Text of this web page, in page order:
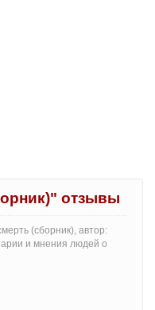
отзывы
(сборник), автор:
и мнения людей о